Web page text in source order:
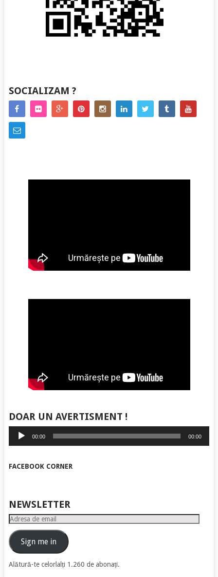
SOCIALIZAM ?
DOAR UN AVERTISMENT !
Player
audio
00:00 00:00
FACEBOOK CORNER
NEWSLETTER
Adresa
emailSign me in
Alătură-te celorlalți 1.260 de abonați.